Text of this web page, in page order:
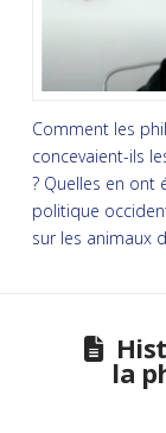
Comment les
concevaient-ils
? Quelles en ont
politique
sur les animaux
la